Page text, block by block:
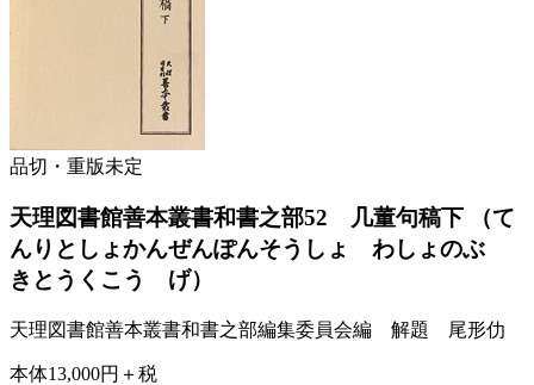
品切・重版未定
天理図書館善本叢書和書之部52 几董句稿下
（て
んりとしょかんぜんぽんそうしょ わしょのぶ
きとうくこう げ）
天理図書館善本叢書和書之部編集委員会編 解題 尾形仂
本体13,000円＋税